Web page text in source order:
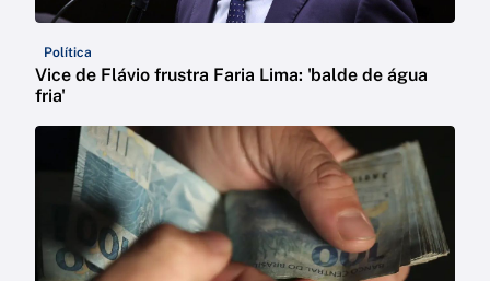
Política
Vice de Flávio frustra Faria Lima: 'balde de água
fria'